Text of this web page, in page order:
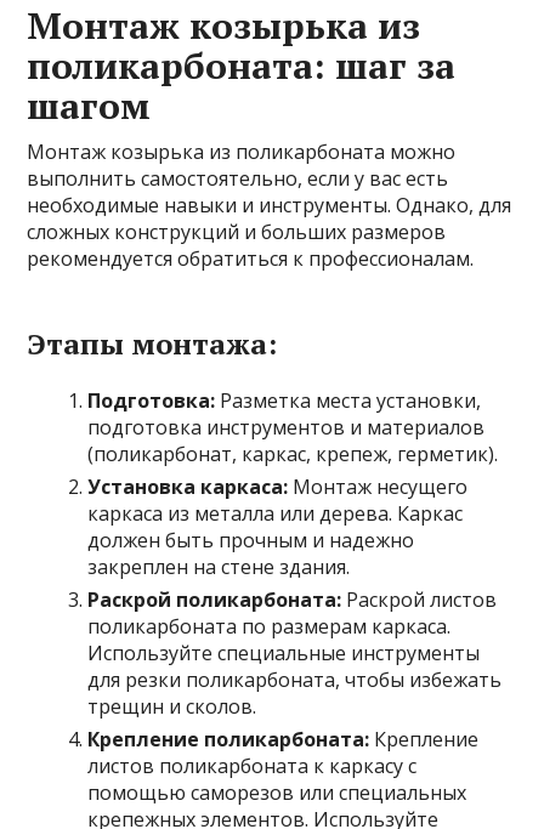
Монтаж козырька из
поликарбоната: шаг за
шагом
Монтаж козырька из поликарбоната можно
выполнить самостоятельно, если у вас есть
необходимые навыки и инструменты. Однако, для
сложных конструкций и больших размеров
рекомендуется обратиться к профессионалам.
Этапы монтажа:
Подготовка: Разметка места установки,
подготовка инструментов и материалов
(поликарбонат, каркас, крепеж, герметик).
Установка каркаса: Монтаж несущего
каркаса из металла или дерева. Каркас
должен быть прочным и надежно
закреплен на стене здания.
Раскрой поликарбоната: Раскрой листов
поликарбоната по размерам каркаса.
Используйте специальные инструменты
для резки поликарбоната, чтобы избежать
трещин и сколов.
Крепление поликарбоната: Крепление
листов поликарбоната к каркасу с
помощью саморезов или специальных
крепежных элементов. Используйте